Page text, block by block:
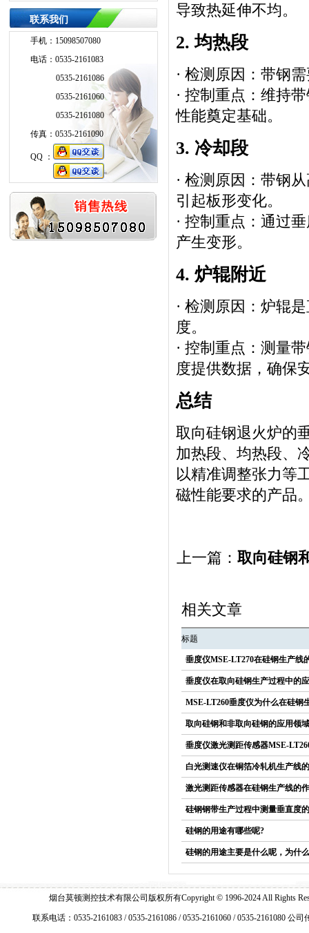
联系我们
手机：15098507080
电话：0535-2161083
0535-2161086
0535-2161060
0535-2161080
传真：0535-2161090
QQ ：
导致热延伸不均。
2. 均热段
· 检测原因：带钢
· 控制重点：维持
性能奠定基础。
3. 冷却段
· 检测原因：带钢
引起板形变化。
· 控制重点：通过
产生变形。
4. 炉辊附近
· 检测原因：炉辊
度。
· 控制重点：测量
度提供数据，确保
总结
取向硅钢退火炉的
加热段、均热段、
以精准调整张力等
磁性能要求的产品
上一篇：取向硅钢
相关文章
标题
垂度仪MSE-LT270在硅钢生产线
垂度仪在取向硅钢生产过程中的
MSE-LT260垂度仪为什么在硅钢
取向硅钢和非取向硅钢的应用领域
垂度仪激光测距传感器MSE-
白光测速仪在铜箔冷轧机生产线
激光测距传感器在硅钢生产线的
硅钢钢带生产过程中测量垂直度
硅钢的用途有哪些呢?
硅钢的用途主要是什么呢，为什
烟台莫顿测控技术有限公司版权所有Copyright © 1996-2024 All Rights
联系电话：0535-2161083 / 0535-2161086 / 0535-2161060 / 0535-2161080 公